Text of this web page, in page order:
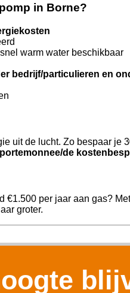
in Borne?
snel warm water beschikbaar
bedrijf/particulieren en
uit de lucht. Zo bespaar
de
€1.500 per jaar aan gas?
groter.